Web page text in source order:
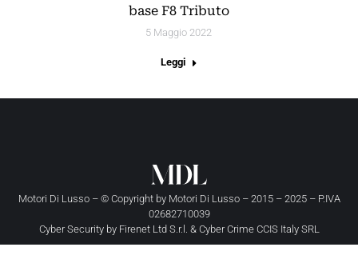
base F8 Tributo
5 Maggio 2022
Leggi
Motori Di Lusso – © Copyright by Motori Di Lusso– 2015 – 2025 – P.IVA
02682710039
Cyber Security by Firenet Ltd S.r.l. & Cyber Crime CCIS Italy SRL